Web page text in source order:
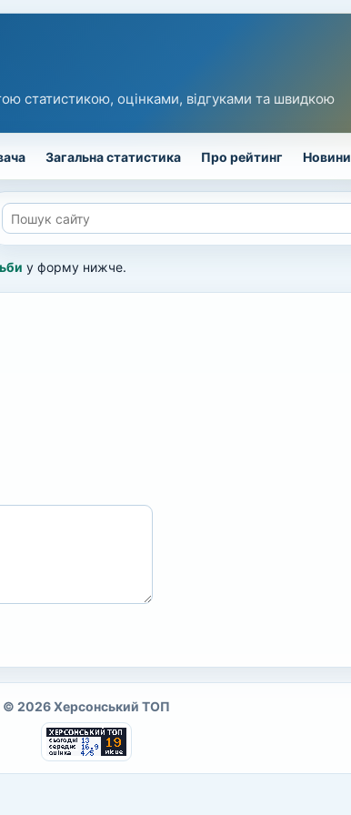
статистикою, оцінками, відгуками та швидкою
Загальна статистика Про рейтинг Новини
у форму нижче.
© 2026 Херсонський ТОП